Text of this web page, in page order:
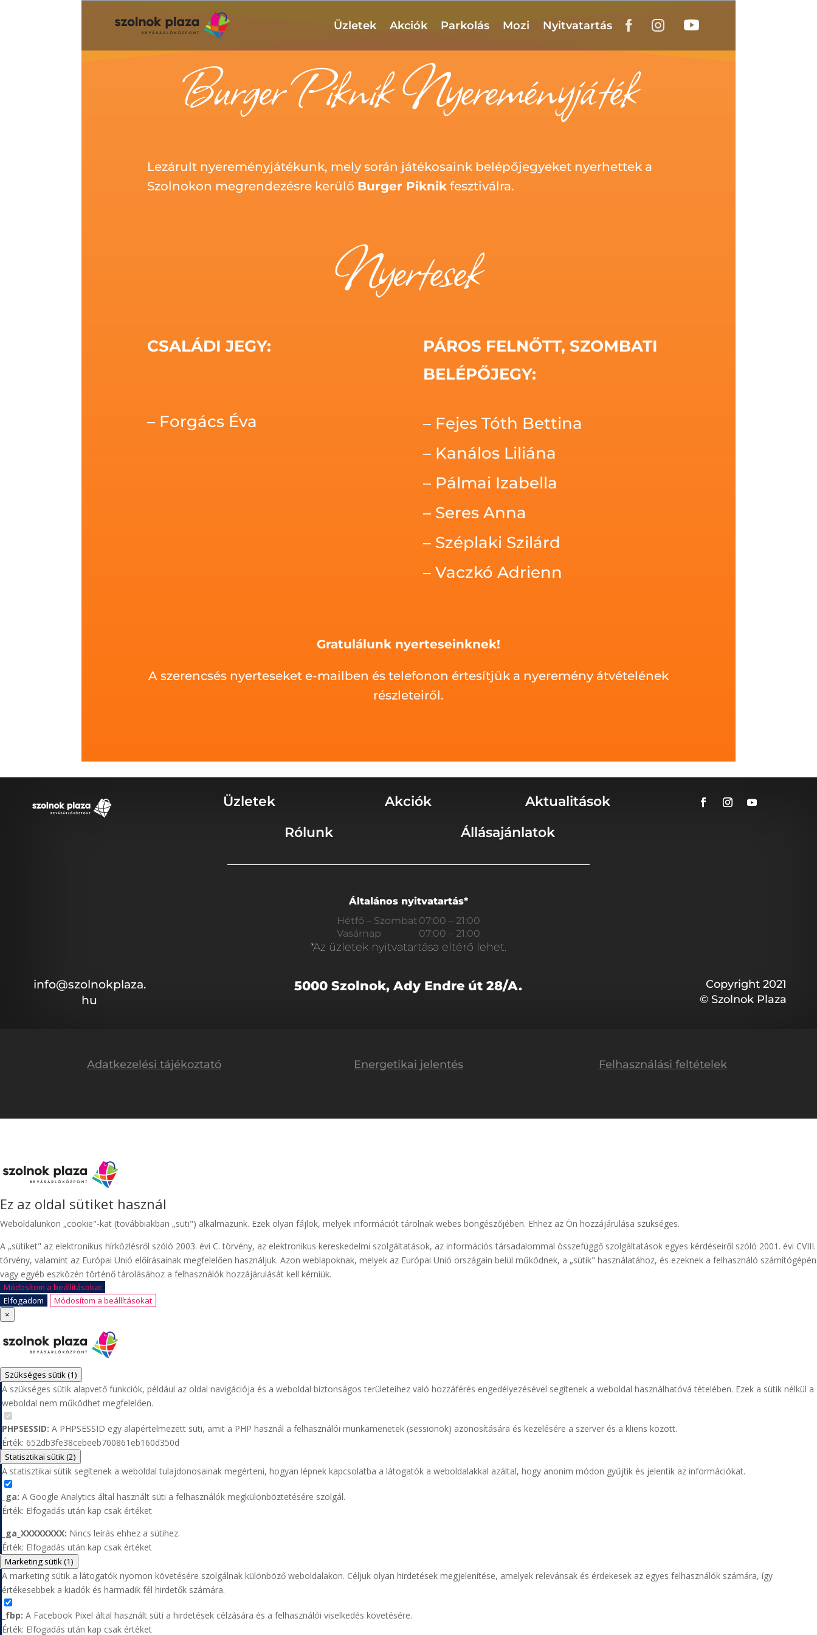
Üzletek Akciók Parkolás Mozi Nyitvatartás
Burger Piknik Nyereményjáték
Lezárult nyereményjátékunk, mely során játékosaink belépőjegyeket nyerhettek a
Szolnokon megrendezésre kerülő Burger Piknikfesztiválra.
Nyertesek
CSALÁDI JEGY:
– Forgács Éva
PÁROS FELNŐTT, SZOMBATI
BELÉPŐJEGY:
– Fejes Tóth Bettina
– Kanálos Liliána
– Pálmai Izabella
– Seres Anna
– Széplaki Szilárd
– Vaczkó Adrienn
Gratulálunk nyerteseinknek!
A szerencsés nyerteseket e-mailben és telefonon értesítjük a nyeremény átvételének
részleteiről.
Üzletek Akciók
Aktualitások
Rólunk
Állásajánlatok
Általános nyitvatartás*
Hétfő – Szombat 07:00 – 21:00
Vasárnap
07:00 – 21:00
*Az üzletek nyitvatartása eltérő lehet.
info@szolnokplaza.
hu
5000 Szolnok, Ady Endre út 28/A.
Copyright 2021
© Szolnok Plaza
Adatkezelési tájékoztató Energetikai jelentés Felhasználási feltételek
Ez az oldal sütiket használ
Weboldalunkon „cookie"-kat (továbbiakban „süti") alkalmazunk. Ezek olyan fájlok, melyek információt tárolnak webes böngészőjében. Ehhez az Ön hozzájárulása szükséges.
A „sütiket" az elektronikus hírközlésről szóló 2003. évi C. törvény, az elektronikus kereskedelmi szolgáltatások, az információs társadalommal összefüggő szolgáltatások egyes kérdéseiről szóló 2001. évi CVIII.
törvény, valamint az Európai Unió előírásainak megfelelően használjuk. Azon weblapoknak, melyek az Európai Unió országain belül működnek, a „sütik" használatához, és ezeknek a felhasználó számítógépén
vagy egyéb eszközén történő tárolásához a felhasználók hozzájárulását kell kérniük.
Módosítom a beállításokat
Elfogadom
Módosítom a beállításokat
×
Szükséges sütik(1)
A szükséges sütik alapvető funkciók, például az oldal navigációja és a weboldal biztonságos területeihez való hozzáférés engedélyezésével segítenek a weboldal használhatóvá tételében. Ezek a sütik nélkül a
weboldal nem működhet megfelelően.
PHPSESSID: A PHPSESSID egy alapértelmezett süti, amit a PHP használ a felhasználói munkamenetek (sessionök) azonosítására és kezelésére a szerver és a kliens között.
Érték: 652db3fe38cebeeb700861eb160d350d
Statisztikai sütik(2)
A statisztikai sütik segítenek a weboldal tulajdonosainak megérteni, hogyan lépnek kapcsolatba a látogatók a weboldalakkal azáltal, hogy anonim módon gyűjtik és jelentik az információkat.
_ga: A Google Analytics által használt süti a felhasználók megkülönböztetésére szolgál.
Érték: Elfogadás után kap csak értéket
_ga_XXXXXXXX: Nincs leírás ehhez a sütihez.
Érték: Elfogadás után kap csak értéket
Marketing sütik(1)
A marketing sütik a látogatók nyomon követésére szolgálnak különböző weboldalakon. Céljuk olyan hirdetések megjelenítése, amelyek relevánsak és érdekesek az egyes felhasználók számára, így
értékesebbek a kiadók és harmadik fél hirdetők számára.
_fbp: A Facebook Pixel által használt süti a hirdetések célzására és a felhasználói viselkedés követésére.
Érték: Elfogadás után kap csak értéket